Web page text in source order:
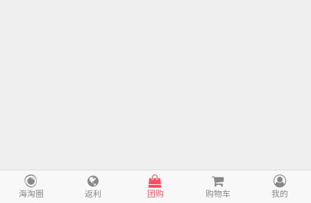
海淘圈 返利 团购 购物车 我的